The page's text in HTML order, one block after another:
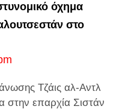
όχημα
στο
Τζάις αλ-Αντλ
στην επαρχία Σιστάν